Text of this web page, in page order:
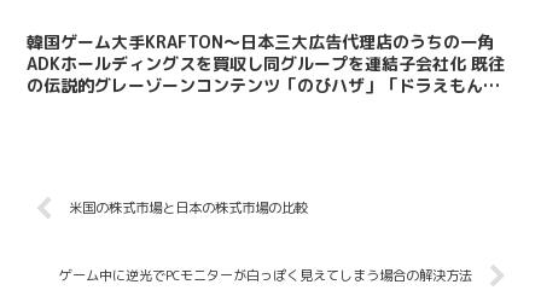
韓国ゲーム大手KRAFTON～日本三大広告代理店のうちの一角
ADKホールディングスを買収し同グループを連結子会社化 既往
の伝説的グレーゾーンコンテンツ「のびハザ」「ドラえもんの
米国の株式市場と日本の株式市場の比較
ゲーム中に逆光でPCモニターが白っぽく見えてしまう場合の解決方法